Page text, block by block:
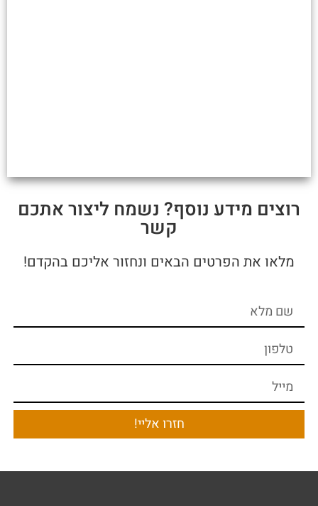
רוצים מידע נוסף? נשמח ליצור אתכם
קשר
מלאו את הפרטים הבאים ונחזור אליכם בהקדם!
חזרו אליי!